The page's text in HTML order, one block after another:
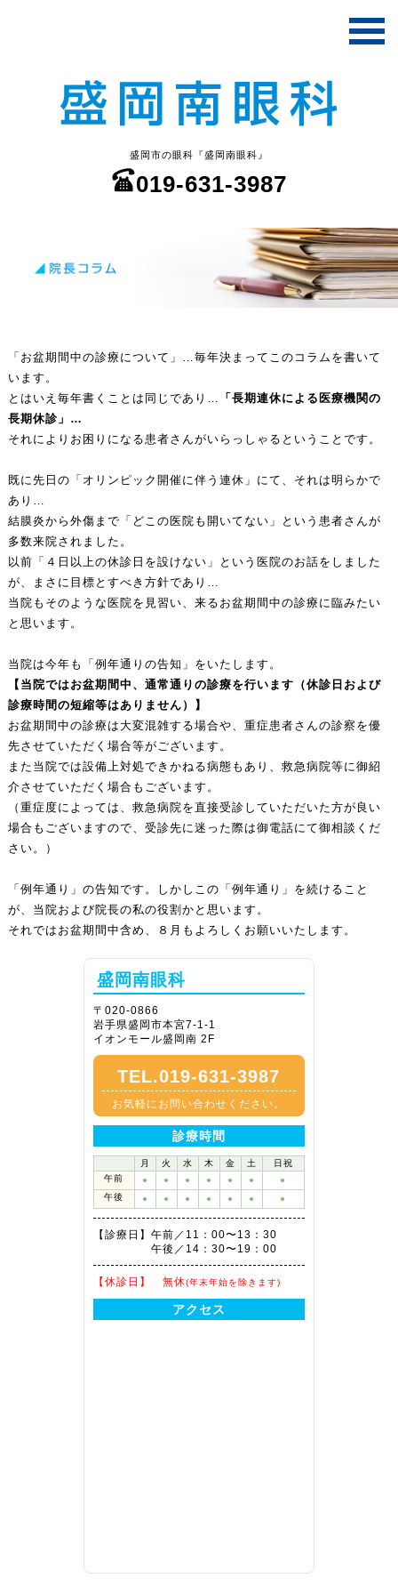
盛岡市の眼科『盛岡南眼科』
019-631-3987
「お盆期間中の診療について」…毎年決まってこのコラムを書いて
います。
とはいえ毎年書くことは同じであり…
「長期連休による医療機関の
長期休診」…
それによりお困りになる患者さんがいらっしゃるということです。
既に先日の「オリンピック開催に伴う連休」にて、それは明らかで
あり…
結膜炎から外傷まで「どこの医院も開いてない」という患者さんが
多数来院されました。
以前「４日以上の休診日を設けない」という医院のお話をしました
が、まさに目標とすべき方針であり…
当院もそのような医院を見習い、来るお盆期間中の診療に臨みたい
と思います。
当院は今年も「例年通りの告知」をいたします。
【当院ではお盆期間中、通常通りの診療を行います（休診日および
診療時間の短縮等はありません）】
お盆期間中の診療は大変混雑する場合や、重症患者さんの診察を優
先させていただく場合等がございます。
また当院では設備上対処できかねる病態もあり、救急病院等に御紹
介させていただく場合もございます。
（重症度によっては、救急病院を直接受診していただいた方が良い
場合もございますので、受診先に迷った際は御電話にて御相談くだ
さい。）
「例年通り」の告知です。しかしこの「例年通り」を続けること
が、当院および院長の私の役割かと思います。
それではお盆期間中含め、８月もよろしくお願いいたします。
盛岡南眼科
〒020-0866
岩手県盛岡市本宮7-1-1
イオンモール盛岡南 2F
TEL.019-631-3987
お気軽にお問い合わせください。
診療時間
月 火 水 木 金 土
日祝
午前
● ● ● ● ● ●
●
午後
● ● ● ● ● ● ●
【診療日】 午前／11：00〜13：30
午後／14：30〜19：00
【休診日】 無休(年末年始を除きます)
アクセス